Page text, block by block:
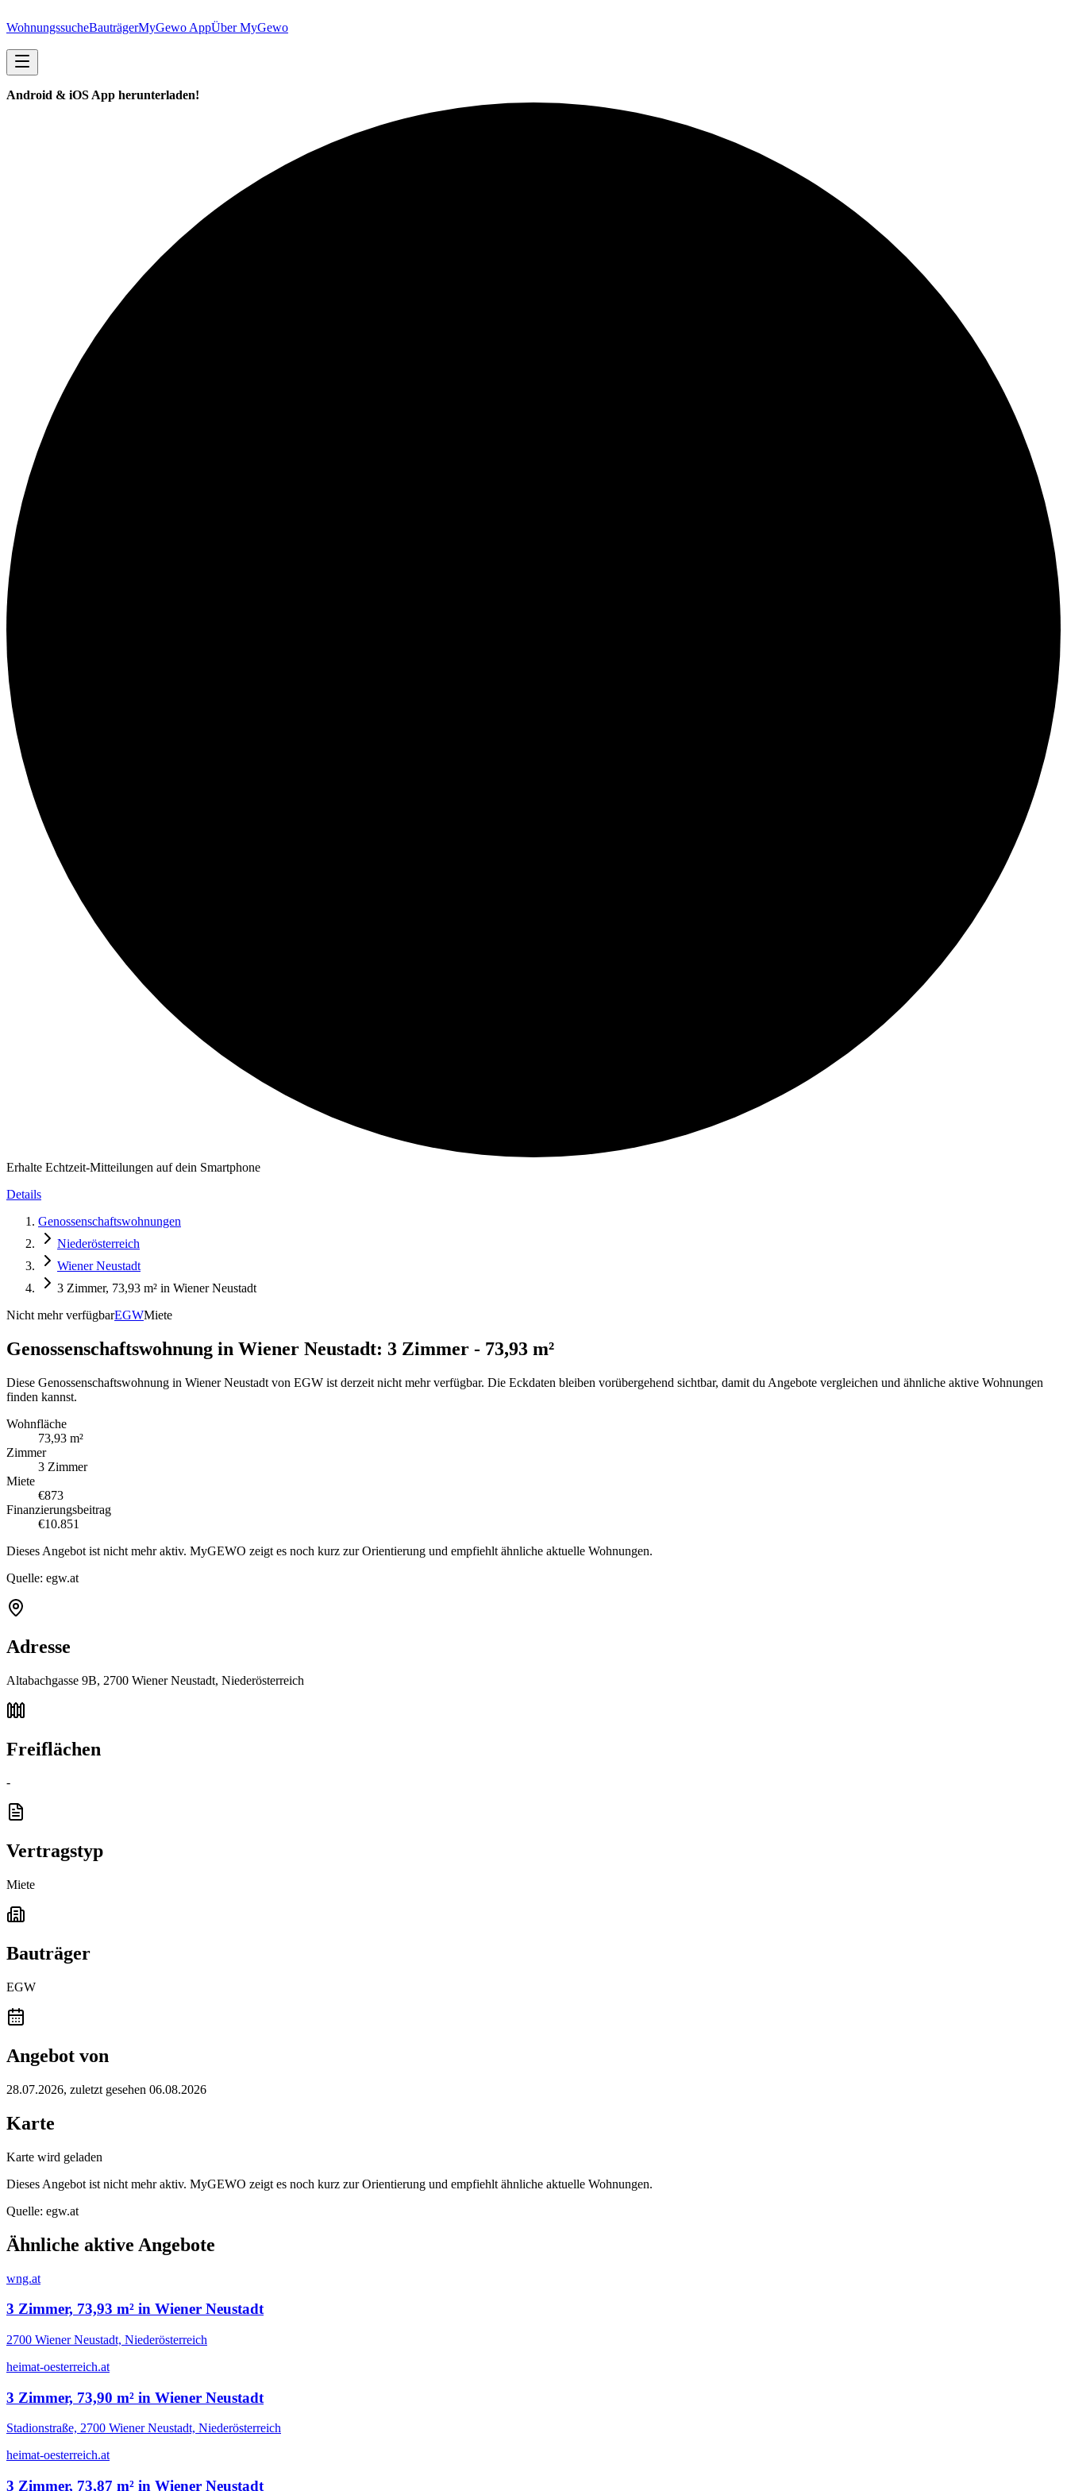
WohnungssucheBauträgerMyGewo AppÜber MyGewo
Android & iOS App herunterladen!
Erhalte Echtzeit-Mitteilungen auf dein Smartphone
Details
Genossenschaftswohnungen
Niederösterreich
Wiener Neustadt
3 Zimmer, 73,93 m² in Wiener Neustadt
Nicht mehr verfügbarEGWMiete
Genossenschaftswohnung in Wiener Neustadt: 3 Zimmer - 73,93 m²
Diese Genossenschaftswohnung in Wiener Neustadt von EGW ist derzeit nicht mehr verfügbar. Die Eckdaten bleiben vorübergehend sichtbar, damit du Angebote vergleichen und ähnliche aktive Wohnungen
finden kannst.
Wohnfläche
73,93 m²
Zimmer
3 Zimmer
Miete
€873
Finanzierungsbeitrag
€10.851
Dieses Angebot ist nicht mehr aktiv. MyGEWO zeigt es noch kurz zur Orientierung und empfiehlt ähnliche aktuelle Wohnungen.
Quelle: egw.at
Adresse
Altabachgasse 9B, 2700 Wiener Neustadt, Niederösterreich
Freiflächen
-
Vertragstyp
Miete
Bauträger
EGW
Angebot von
28.07.2026, zuletzt gesehen 06.08.2026
Karte
Karte wird geladen
Dieses Angebot ist nicht mehr aktiv. MyGEWO zeigt es noch kurz zur Orientierung und empfiehlt ähnliche aktuelle Wohnungen.
Quelle: egw.at
Ähnliche aktive Angebote
wng.at
3 Zimmer, 73,93 m² in Wiener Neustadt
2700 Wiener Neustadt, Niederösterreich
heimat-oesterreich.at
3 Zimmer, 73,90 m² in Wiener Neustadt
Stadionstraße, 2700 Wiener Neustadt, Niederösterreich
heimat-oesterreich.at
3 Zimmer, 73,87 m² in Wiener Neustadt